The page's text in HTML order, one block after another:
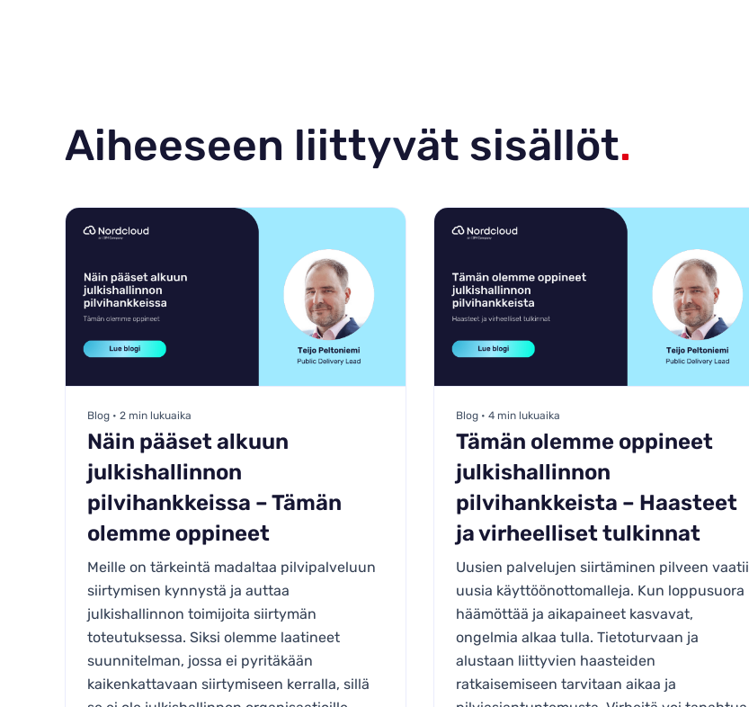
Aiheeseen liittyvät sisällöt.
Blog • 2 min lukuaika
Näin pääset alkuun
julkishallinnon
pilvihankkeissa – Tämän
olemme oppineet
Meille on tärkeintä madaltaa pilvipalveluun
siirtymisen kynnystä ja auttaa
julkishallinnon toimijoita siirtymän
toteutuksessa. Siksi olemme laatineet
suunnitelman, jossa ei pyritäkään
kaikenkattavaan siirtymiseen kerralla, sillä
Blog • 4 min lukuaika
Tämän olemme oppineet
julkishallinnon
pilvihankkeista – Haasteet
ja virheelliset tulkinnat
Uusien palvelujen siirtäminen pilveen vaatii
uusia käyttöönottomalleja. Kun loppusuora
häämöttää ja aikapaineet kasvavat,
ongelmia alkaa tulla. Tietoturvaan ja
alustaan liittyvien haasteiden
ratkaisemiseen tarvitaan aikaa ja